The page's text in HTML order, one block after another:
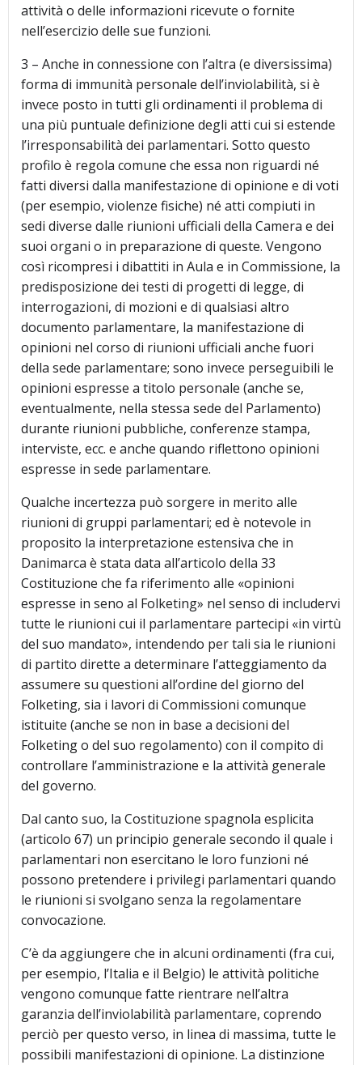
attività o delle informazioni ricevute o fornite
nell’esercizio delle sue funzioni.
3 – Anche in connessione con l’altra (e diversissima)
forma di immunità personale dell’inviolabilità, si è
invece posto in tutti gli ordinamenti il problema di
una più puntuale definizione degli atti cui si estende
l’irresponsabilità dei parlamentari. Sotto questo
profilo è regola comune che essa non riguardi né
fatti diversi dalla manifestazione di opinione e di voti
(per esempio, violenze fisiche) né atti compiuti in
sedi diverse dalle riunioni ufficiali della Camera e dei
suoi organi o in preparazione di queste. Vengono
così ricompresi i dibattiti in Aula e in Commissione, la
predisposizione dei testi di progetti di legge, di
interrogazioni, di mozioni e di qualsiasi altro
documento parlamentare, la manifestazione di
opinioni nel corso di riunioni ufficiali anche fuori
della sede parlamentare; sono invece perseguibili le
opinioni espresse a titolo personale (anche se,
eventualmente, nella stessa sede del Parlamento)
durante riunioni pubbliche, conferenze stampa,
interviste, ecc. e anche quando riflettono opinioni
espresse in sede parlamentare.
Qualche incertezza può sorgere in merito alle
riunioni di gruppi parlamentari; ed è notevole in
proposito la interpretazione estensiva che in
Danimarca è stata data all’articolo della 33
Costituzione che fa riferimento alle «opinioni
espresse in seno al Folketing» nel senso di includervi
tutte le riunioni cui il parlamentare partecipi «in virtù
del suo mandato», intendendo per tali sia le riunioni
di partito dirette a determinare l’atteggiamento da
assumere su questioni all’ordine del giorno del
Folketing, sia i lavori di Commissioni comunque
istituite (anche se non in base a decisioni del
Folketing o del suo regolamento) con il compito di
controllare l’amministrazione e la attività generale
del governo.
Dal canto suo, la Costituzione spagnola esplicita
(articolo 67) un principio generale secondo il quale i
parlamentari non esercitano le loro funzioni né
possono pretendere i privilegi parlamentari quando
le riunioni si svolgano senza la regolamentare
convocazione.
C’è da aggiungere che in alcuni ordinamenti (fra cui,
per esempio, l’Italia e il Belgio) le attività politiche
vengono comunque fatte rientrare nell’altra
garanzia dell’inviolabilità parlamentare, coprendo
perciò per questo verso, in linea di massima, tutte le
possibili manifestazioni di opinione. La distinzione